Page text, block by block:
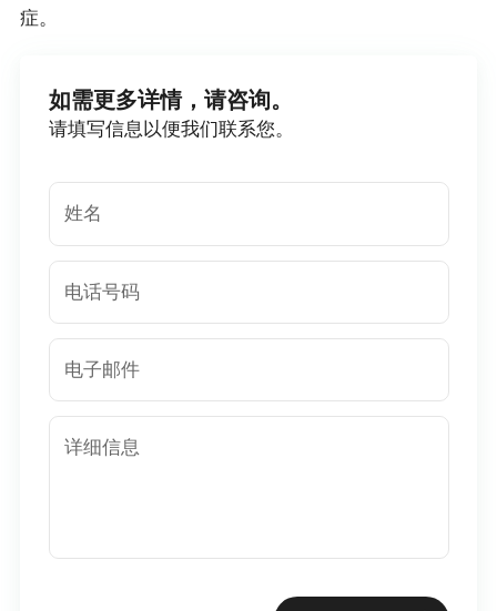
症。
如需更多详情，请咨询。
请填写信息以便我们联系您。
姓名
电话号码
电子邮件
详细信息